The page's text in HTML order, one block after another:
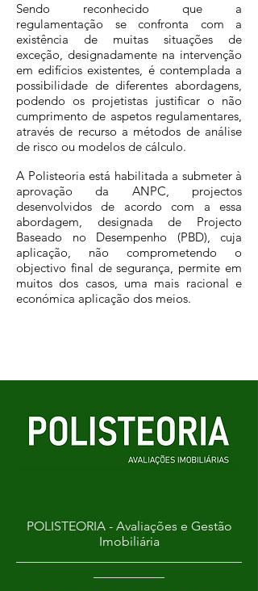
Sendo reconhecido que a
regulamentação se confronta com a
existência de muitas situações de
exceção, designadamente na intervenção
em edifícios existentes, é contemplada a
possibilidade de diferentes abordagens,
podendo os projetistas justificar o não
cumprimento de aspetos regulamentares,
através de recurso a métodos de análise
de risco ou modelos de cálculo.
A Polisteoria está habilitada a submeter à
aprovação da ANPC, projectos
desenvolvidos de acordo com a essa
abordagem, designada de Projecto
Baseado no Desempenho (PBD), cuja
aplicação, não comprometendo o
objectivo final de segurança, permite em
muitos dos casos, uma mais racional e
económica aplicação dos meios.
POLISTEORIA - Avaliações e Gestão
Imobiliária​